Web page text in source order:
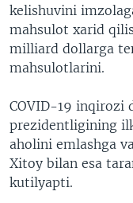
kelishuvini
mahsulot xarid
milliard dollarga
mahsulotlarini.
COVID-19 inqirozi
prezidentligining
aholini emlashga
Xitoy bilan esa
kutilyapti.